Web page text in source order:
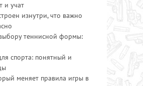
и учат
изнутри, что важно
теннисной формы:
спорта: понятный и
меняет правила игры в